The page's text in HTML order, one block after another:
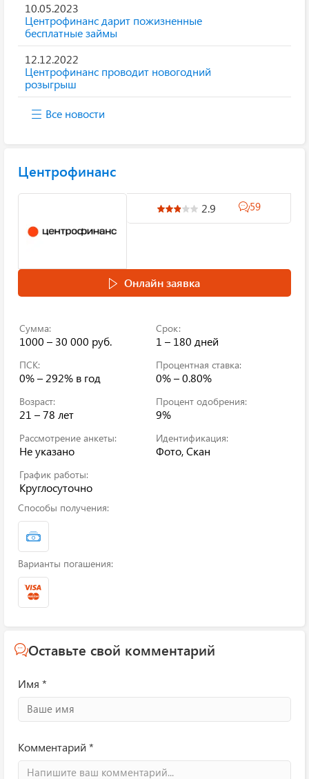
10.05.2023
Центрофинанс дарит пожизненные
бесплатные займы
12.12.2022
Центрофинанс проводит новогодний
розыгрыш
Все новости
Центрофинанс
2.9 59
Онлайн заявка
Сумма:
1000 – 30 000 руб.
Срок:
1 – 180 дней
ПСК:
0% – 292% в год
Процентная ставка:
0% – 0.80%
Возраст:
21 – 78 лет
Процент одобрения:
9%
Рассмотрение анкеты:
Не указано
Идентификация:
Фото, Скан
График работы:
Круглосуточно
Способы получения:
Варианты погашения:
Оставьте свой комментарий
Имя *
Комментарий *